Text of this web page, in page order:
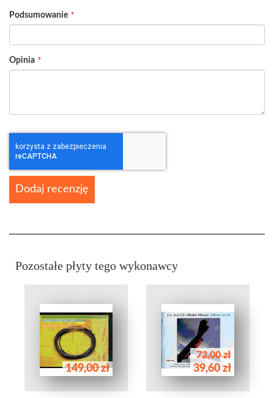
Podsumowanie
Opinia
Dodaj recenzję
Pozostałe płyty tego wykonawcy
149,00 zł
72,00 zł
39,60 zł